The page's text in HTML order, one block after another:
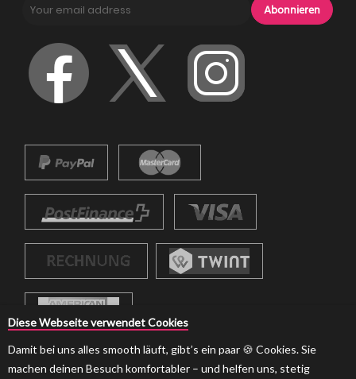
Abonnieren
Diese Webseite verwendet Cookies
Damit bei uns alles smooth läuft, gibt’s ein paar 🍪 Cookies. Sie
machen deinen Besuch komfortabler – und helfen uns, stetig